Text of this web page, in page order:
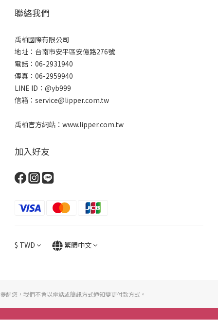
聯絡我們
禹柏國際有限公司
地址：台南市安平區安億路276號
電話：06-2931940
傳真：06-2959940
LINE ID：@yb999
信箱：service@lipper.com.tw
禹柏官方網站：www.lipper.com.tw
加入好友
$ TWD 繁體中文
提醒您，我們不會以電話或簡訊方式通知變更付款方式。